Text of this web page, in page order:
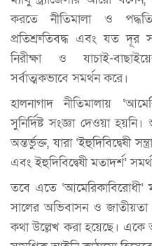
করতে নীতিমালা ও
প্রতিশ্রুতিবদ্ধ এবং যত দূর
নিরীক্ষা ও যাচাই-
সর্বাত্মকভাবে সমর্থন করে।
হালনাগাদ নীতিমালায়
সুনির্দিষ্ট সংজ্ঞা দেওয়া
অন্তর্ভুক্ত, যারা ‘ইহুদিবিদ্বেষী
এবং ইহুদিবিদ্বেষী মতাদর্শ’
তবে এতে ‘আমেরিকাবিরোধী’
সালের অভিবাসন ও
কথা উল্লেখ করা হয়েছে। একে